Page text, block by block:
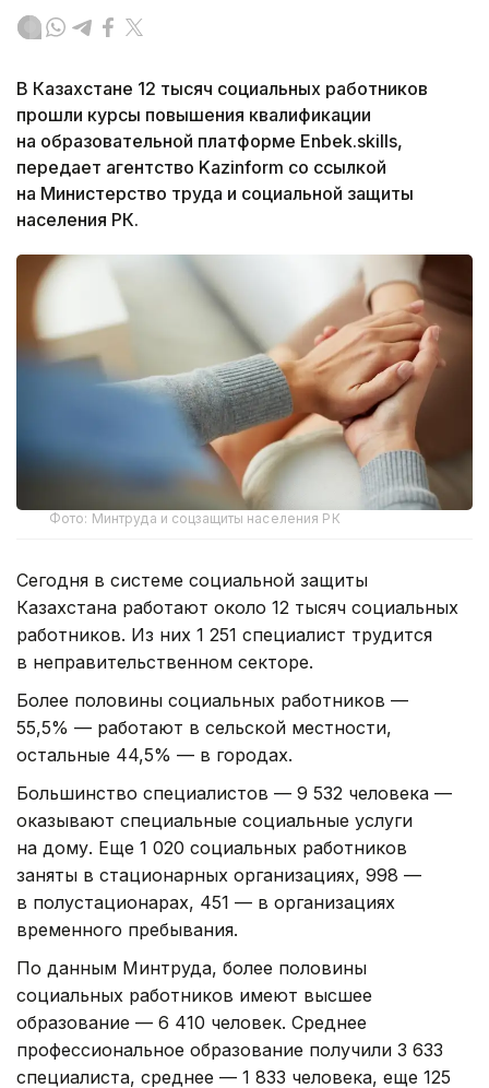
В Казахстане 12 тысяч социальных работников
прошли курсы повышения квалификации
на образовательной платформе Enbek.skills,
передает агентство Kazinform со ссылкой
на Министерство труда и социальной защиты
населения РК.
Фото: Минтруда и соцзащиты населения РК
Сегодня в системе социальной защиты
Казахстана работают около 12 тысяч социальных
работников. Из них 1 251 специалист трудится
в неправительственном секторе.
Более половины социальных работников —
55,5% — работают в сельской местности,
остальные 44,5% — в городах.
Большинство специалистов — 9 532 человека —
оказывают специальные социальные услуги
на дому. Еще 1 020 социальных работников
заняты в стационарных организациях, 998 —
в полустационарах, 451 — в организациях
временного пребывания.
По данным Минтруда, более половины
социальных работников имеют высшее
образование — 6 410 человек. Среднее
профессиональное образование получили 3 633
специалиста, среднее — 1 833 человека, еще 125